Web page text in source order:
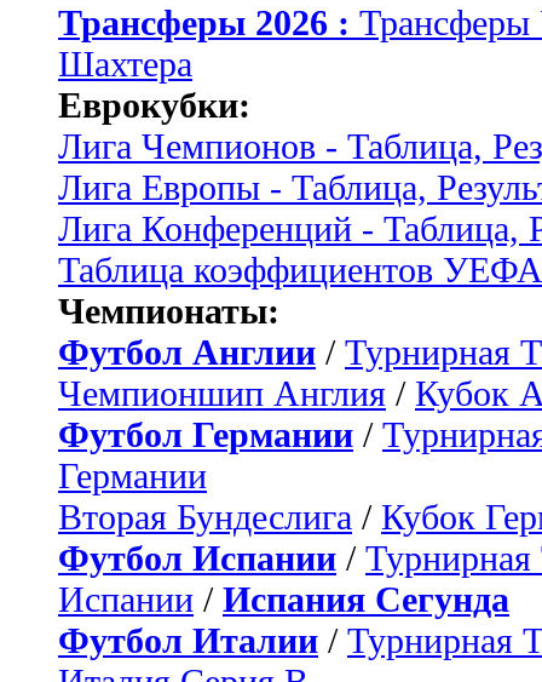
Трансферы 2026 :
Шахтера
Еврокубки:
Лига Чемпионов - Таблица,
Лига Европы - Таблица,
Лига Конференций - Таблица,
Таблица коэффициентов УЕФА
Чемпионаты:
Футбол Англии / Турнирная
Чемпионшип Англия / Кубок
Футбол Германии /
Германии
Вторая Бундеслига / Кубок
Футбол Испании / Турнирная
Испании / Испания Сегунда
Футбол Италии / Турнирная